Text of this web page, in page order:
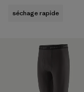
séchage rapide